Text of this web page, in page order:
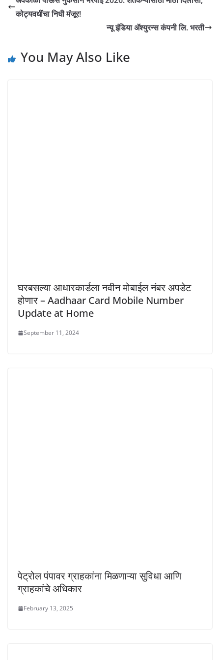
कोट्यवधींचा निधी मंजूर!
न्यू इंडिया ॲश्युरन्स कंपनी लि. भरती
You May Also Like
घरबसल्या आधारकार्डला नवीन मोबाईल नंबर अपडेट
होणार – Aadhaar Card Mobile Number
Update at Home
September 11, 2024
पेट्रोल पंपावर ग्राहकांना मिळणाऱ्या सुविधा आणि
ग्राहकांचे अधिकार
February 13, 2025